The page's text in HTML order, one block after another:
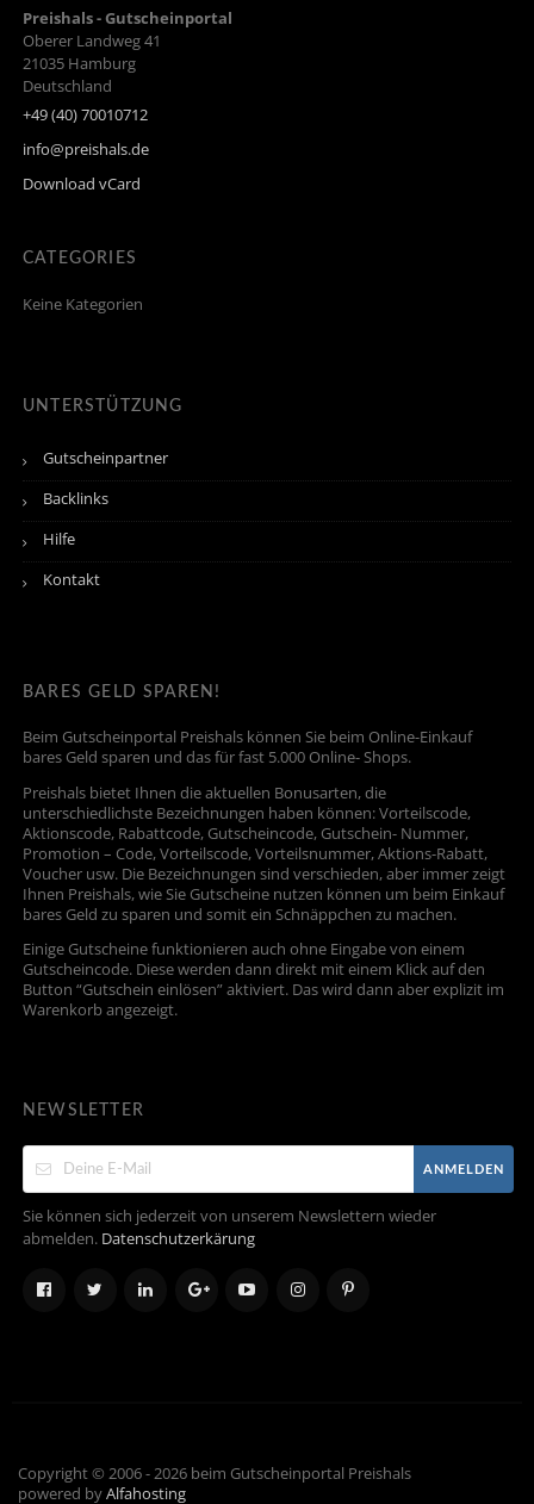
Preishals - Gutscheinportal
Oberer Landweg 41
21035 Hamburg
Deutschland
+49 (40) 70010712
info@preishals.de
Download vCard
CATEGORIES
Keine Kategorien
UNTERSTÜTZUNG
Gutscheinpartner
Backlinks
Hilfe
Kontakt
BARES GELD SPAREN!
Beim Gutscheinportal Preishals können Sie beim Online-Einkauf
bares Geld sparen und das für fast 5.000 Online- Shops.
Preishals bietet Ihnen die aktuellen Bonusarten, die
unterschiedlichste Bezeichnungen haben können: Vorteilscode,
Aktionscode, Rabattcode, Gutscheincode, Gutschein- Nummer,
Promotion – Code, Vorteilscode, Vorteilsnummer, Aktions-Rabatt,
Voucher usw. Die Bezeichnungen sind verschieden, aber immer zeigt
Ihnen Preishals, wie Sie Gutscheine nutzen können um beim Einkauf
bares Geld zu sparen und somit ein Schnäppchen zu machen.
Einige Gutscheine funktionieren auch ohne Eingabe von einem
Gutscheincode. Diese werden dann direkt mit einem Klick auf den
Button “Gutschein einlösen” aktiviert. Das wird dann aber explizit im
Warenkorb angezeigt.
NEWSLETTER
ANMELDEN
Sie können sich jederzeit von unserem Newslettern wieder
abmelden. Datenschutzerkärung
Copyright © 2006 - 2026 beim Gutscheinportal Preishals
powered byAlfahosting